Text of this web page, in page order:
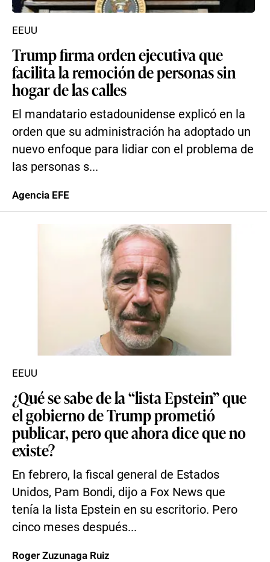
Trump firma orden ejecutiva que
facilita la remoción de personas sin
hogar de las calles
El mandatario estadounidense explicó en la
orden que su administración ha adoptado un
nuevo enfoque para lidiar con el problema de
las personas s...
EEUU
Agencia EFE
¿Qué se sabe de la “lista Epstein” que
el gobierno de Trump prometió
publicar, pero que ahora dice que no
existe?
En febrero, la fiscal general de Estados
Unidos, Pam Bondi, dijo a Fox News que
tenía la lista Epstein en su escritorio. Pero
cinco meses después...
EEUU
Roger Zuzunaga Ruiz